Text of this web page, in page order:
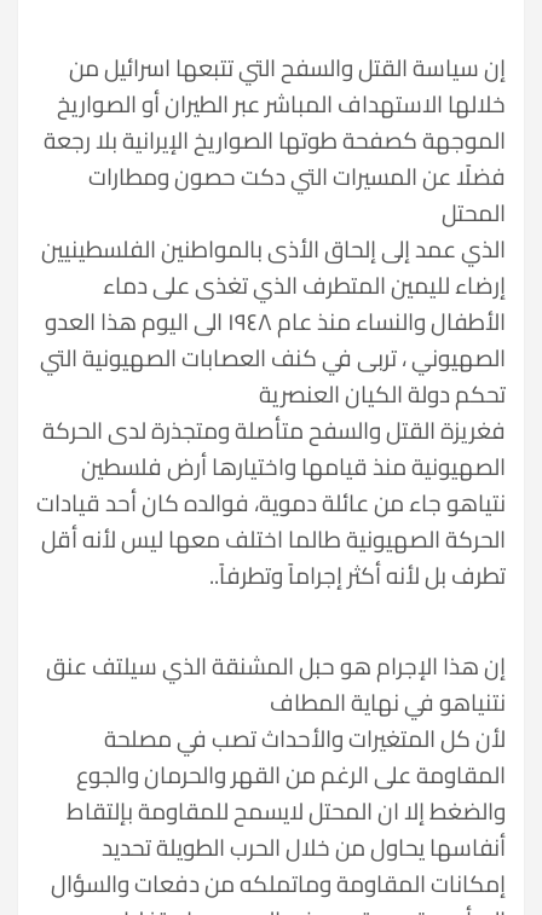
إن سياسة القتل والسفح التي تتبعها اسرائيل من
خلالها الاستهداف المباشر عبر الطيران أو الصواريخ
الموجهة كصفحة طوتها الصواريخ الإيرانية بلا رجعة
فضلًا عن المسيرات التي دكت حصون ومطارات
المحتل
الذي عمد إلى إلحاق الأذى بالمواطنين الفلسطينيين
إرضاء لليمين المتطرف الذي تغذى على دماء
الأطفال والنساء منذ عام ١٩٤٨ الى اليوم هذا العدو
الصهيوني ، تربى في كنف العصابات الصهيونية التي
تحكم دولة الكيان العنصرية
فغريزة القتل والسفح متأصلة ومتجذرة لدى الحركة
الصهيونية منذ قيامها واختيارها أرض فلسطين
نتياهو جاء من عائلة دموية، فوالده كان أحد قيادات
الحركة الصهيونية طالما اختلف معها ليس لأنه أقل
تطرف بل لأنه أكثر إجراماً وتطرفاً..
إن هذا الإجرام هو حبل المشنقة الذي سيلتف عنق
نتنياهو في نهاية المطاف
لأن كل المتغيرات والأحداث تصب في مصلحة
المقاومة على الرغم من القهر والحرمان والجوع
والضغط إلا ان المحتل لايسمح للمقاومة بإلتقاط
أنفاسها يحاول من خلال الحرب الطويلة تحديد
إمكانات المقاومة وماتملكه من دفعات والسؤال